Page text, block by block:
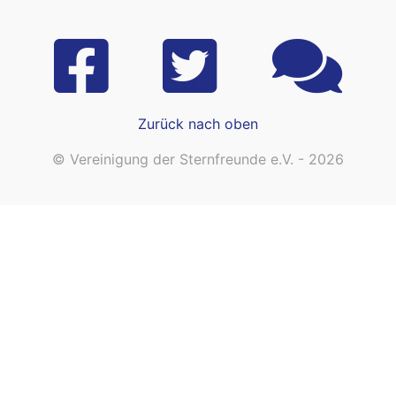
Zurück nach oben
© Vereinigung der Sternfreunde e.V. - 2026